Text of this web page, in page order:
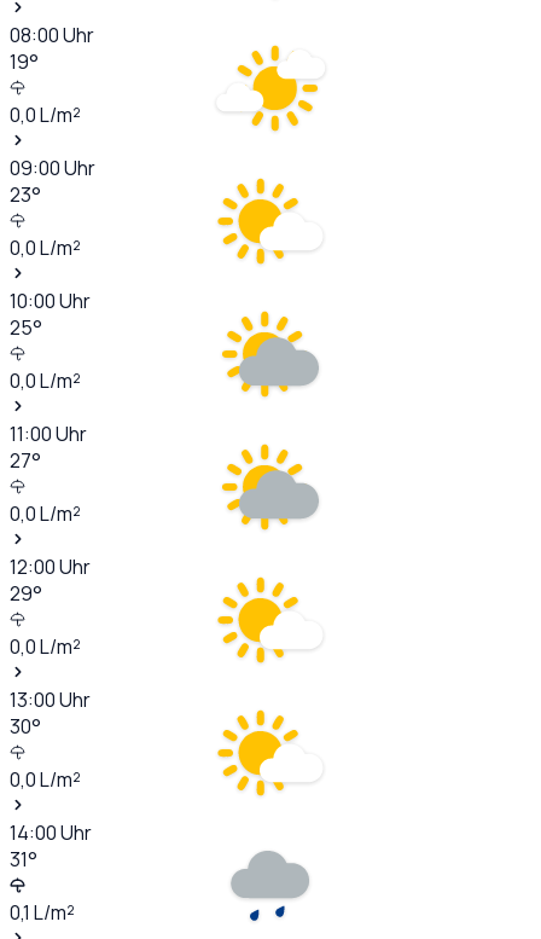
08:00Uhr
19°
0,0L/m²
09:00Uhr
23°
0,0L/m²
10:00Uhr
25°
0,0L/m²
11:00Uhr
27°
0,0L/m²
12:00Uhr
29°
0,0L/m²
13:00Uhr
30°
0,0L/m²
14:00Uhr
31°
0,1 L/m²